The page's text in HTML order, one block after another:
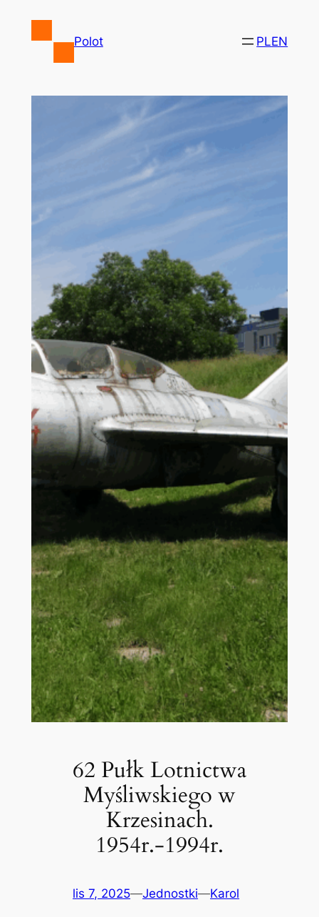
Polot PLEN
62 Pułk Lotnictwa
Myśliwskiego w
Krzesinach.
1954r.-1994r.
lis 7, 2025—Jednostki—Karol